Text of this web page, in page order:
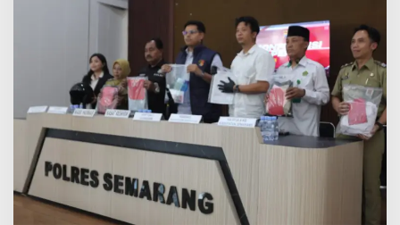
s
d
i
G
b
g
n
S